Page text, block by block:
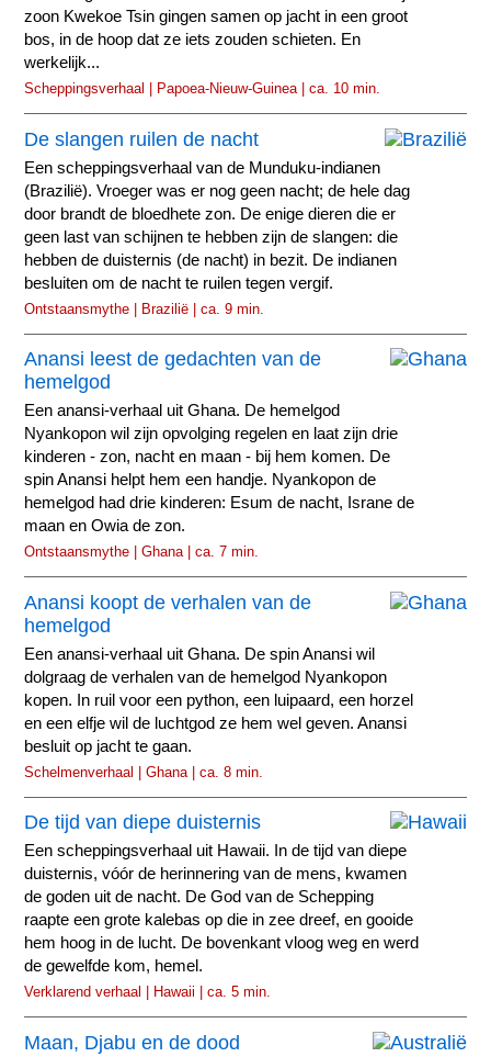
zoon Kwekoe Tsin gingen samen op jacht in een groot
bos, in de hoop dat ze iets zouden schieten. En
werkelijk...
Scheppingsverhaal | Papoea-Nieuw-Guinea | ca. 10 min.
De slangen ruilen de nacht
Een scheppingsverhaal van de Munduku-indianen
(Brazilië). Vroeger was er nog geen nacht; de hele dag
door brandt de bloedhete zon. De enige dieren die er
geen last van schijnen te hebben zijn de slangen: die
hebben de duisternis (de nacht) in bezit. De indianen
besluiten om de nacht te ruilen tegen vergif.
Ontstaansmythe | Brazilië | ca. 9 min.
Anansi leest de gedachten van de
hemelgod
Een anansi-verhaal uit Ghana. De hemelgod
Nyankopon wil zijn opvolging regelen en laat zijn drie
kinderen - zon, nacht en maan - bij hem komen. De
spin Anansi helpt hem een handje. Nyankopon de
hemelgod had drie kinderen: Esum de nacht, Israne de
maan en Owia de zon.
Ontstaansmythe | Ghana | ca. 7 min.
Anansi koopt de verhalen van de
hemelgod
Een anansi-verhaal uit Ghana. De spin Anansi wil
dolgraag de verhalen van de hemelgod Nyankopon
kopen. In ruil voor een python, een luipaard, een horzel
en een elfje wil de luchtgod ze hem wel geven. Anansi
besluit op jacht te gaan.
Schelmenverhaal | Ghana | ca. 8 min.
De tijd van diepe duisternis
Een scheppingsverhaal uit Hawaii. In de tijd van diepe
duisternis, vóór de herinnering van de mens, kwamen
de goden uit de nacht. De God van de Schepping
raapte een grote kalebas op die in zee dreef, en gooide
hem hoog in de lucht. De bovenkant vloog weg en werd
de gewelfde kom, hemel.
Verklarend verhaal | Hawaii | ca. 5 min.
Maan, Djabu en de dood